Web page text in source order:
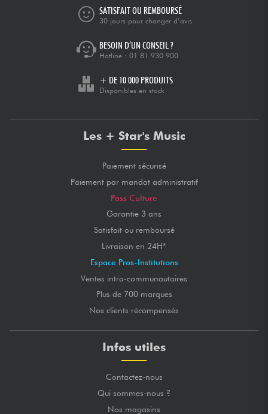
SATISFAIT OU REMBOURSÉ
30 jours pour changer d’avis
BESOIN D’UN CONSEIL ?
Hotline : 01 81 930 900
+ DE 10 000 PRODUITS
Disponibles en stock
Les + Star's Music
Paiement sécurisé
Paiement par mandat administratif
Pass Culture
Garantie 3 ans
Satisfait ou remboursé
Livraison en 24H*
Espace Pros-Institutions
Ventes intra-communautaires
Plus de 700 marques
Nos clients récompensés
Infos utiles
Contactez-nous
Qui sommes-nous ?
Nos magasins